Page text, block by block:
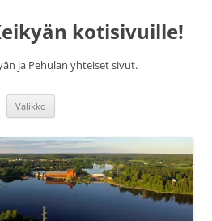
kotisivuille!
ja Pehulan yhteiset sivut.
Valikko